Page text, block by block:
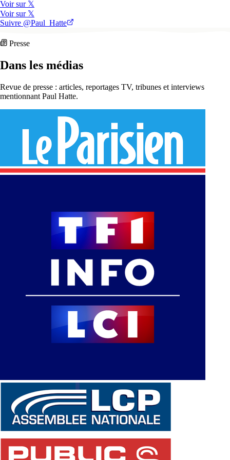
Voir sur 𝕏
Voir sur 𝕏
Suivre @Paul_Hatte
Presse
Dans les médias
Revue de presse : articles, reportages TV, tribunes et interviews
mentionnant Paul Hatte.